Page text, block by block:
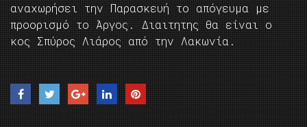
αναχωρήσει την Παρασκευή το απόγευμα με
προορισμό το Άργος. Διαιτητης θα είναι ο
κος Σπύρος Λιάρος από την Λακωνία.